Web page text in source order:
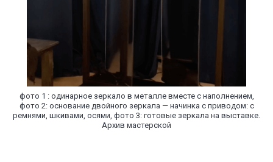
фото 1 : одинарное зеркало в металле вместе с наполнением,
фото 2: основание двойного зеркала — начинка с приводом: с
ремнями, шкивами, осями, фото 3: готовые зеркала на выставке.
Архив мастерской